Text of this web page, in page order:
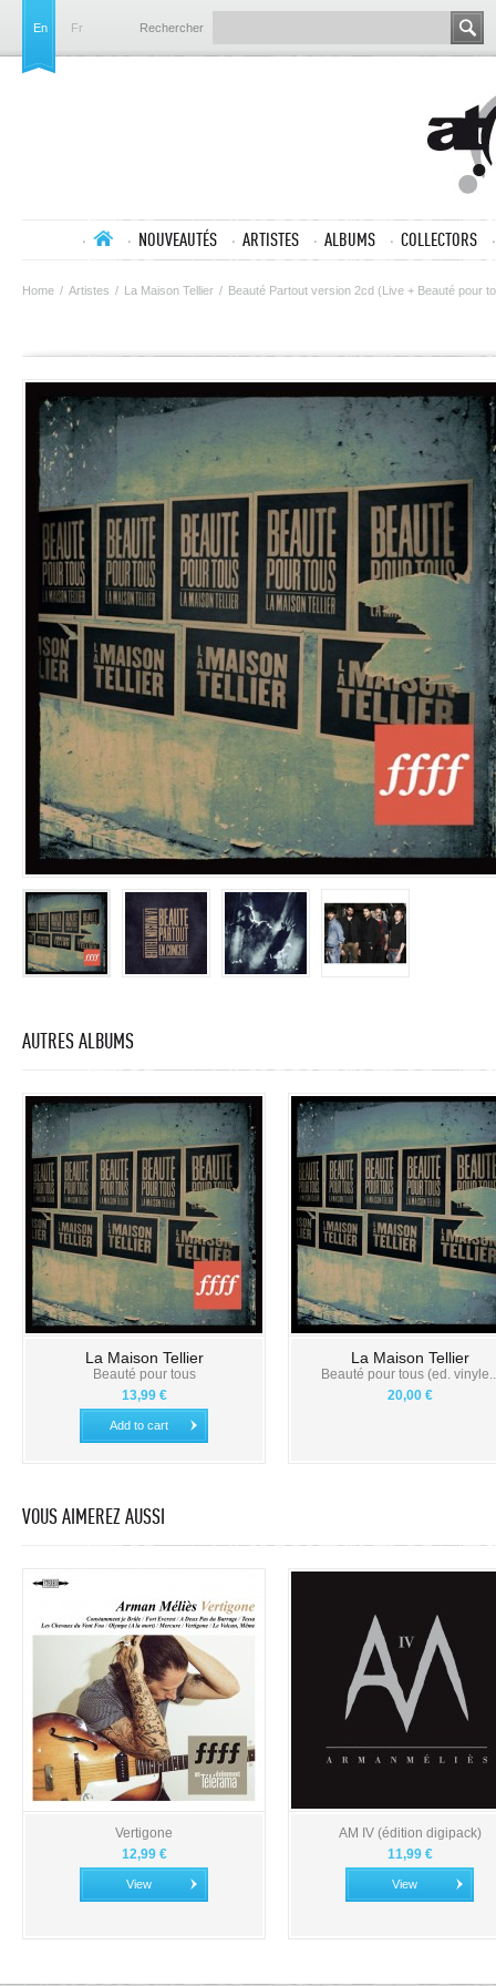
En Fr Rechercher
NOUVEAUTÉS ARTISTES ALBUMS COLLECTORS
Home / Artistes / La Maison Tellier / Beauté Partout version 2cd (Live + Beauté pour
AUTRES ALBUMS
La Maison Tellier
Beauté pour tous
13,99 €
Add to cart
La Maison Tellier
Beauté pour tous (ed.
20,00 €
VOUS AIMEREZ AUSSI
Vertigone
12,99 €
View
AM IV (édition digipack)
11,99 €
View